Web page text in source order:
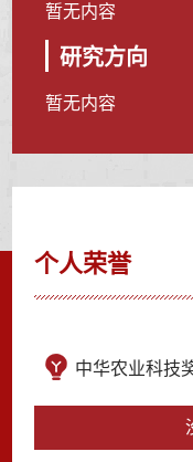
暂无内容
研究方向
暂无内容
个人荣誉
中华农业科技